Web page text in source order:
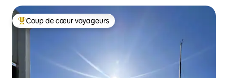
Coups de cœur voyageurs les plus appréciés
Coup de cœur voyageurs